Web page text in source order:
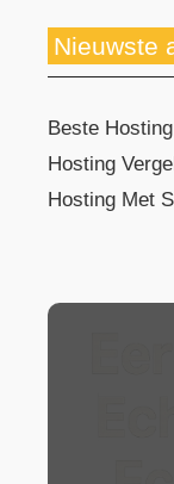
Nieuwste
Beste
Hosting
Hosting Met